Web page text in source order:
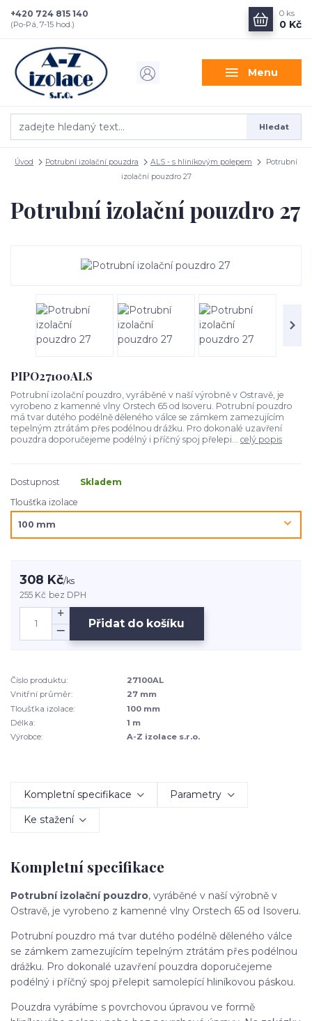
Menu
Hledat
+420 724 815 140
(Po-Pá, 7-15 hod.)
0 ks
0 Kč
Úvod Potrubní izolační pouzdra ALS - s hliníkovým polepem
Potrubní
izolační pouzdro 27
Potrubní izolační pouzdro 27
PIPO27100ALS
Potrubní izolační pouzdro, vyráběné v naší výrobně v Ostravě, je
vyrobeno z kamenné vlny Orstech 65 od Isoveru. Potrubní pouzdro
má tvar dutého podélně děleného válce se zámkem zamezujícím
tepelným ztrátám přes podélnou drážku. Pro dokonalé uzavření
pouzdra doporučejeme podélný i příčný spoj přelepi... celý popis
Dostupnost
Skladem
Tloušťka izolace
308 Kč/ks
255 Kč bez DPH
Přidat do košíku
Číslo produktu:
27100AL
Vnitřní průměr:
27 mm
Tloušťka izolace:
100 mm
Délka:
1 m
Výrobce:
A-Z izolace s.r.o.
Kompletní specifikace Parametry
Ke stažení
Kompletní specifikace
Potrubní izolační pouzdro, vyráběné v naší výrobně v
Ostravě, je vyrobeno z kamenné vlny Orstech 65 od Isoveru.
Potrubní pouzdro má tvar dutého podélně děleného válce
se zámkem zamezujícím tepelným ztrátám přes podélnou
drážku. Pro dokonalé uzavření pouzdra doporučejeme
podélný i příčný spoj přelepit samolepící hliníkovou páskou.
Pouzdra vyrábíme s povrchovou úpravou ve formě